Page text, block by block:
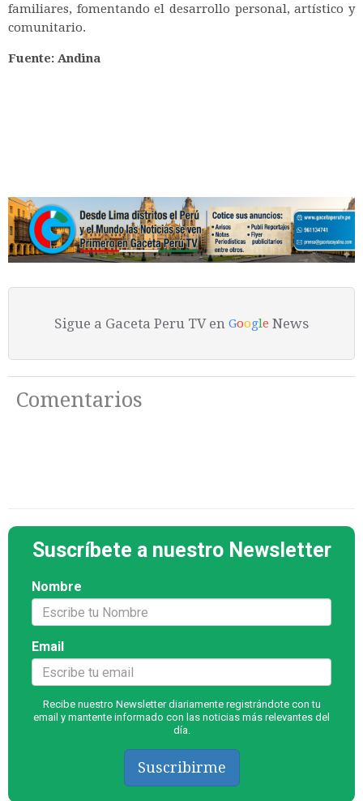
familiares, fomentando el desarrollo personal, artístico y
comunitario.
Fuente: Andina
Sigue a Gaceta Peru TV en Google News
Comentarios
Suscríbete a nuestro Newsletter
Nombre
Email
Recibe nuestro Newsletter diariamente registrándote con tu
email y mantente informado con las noticias más relevantes del
día.
Suscribirme